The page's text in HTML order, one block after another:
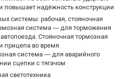
повышает надёжность конструкции
системы: рабочая, стояночная
система — для торможения
Стояночная тормозная
прицепа во время
система — для аварийного
сцепки с тягачом
светотехника